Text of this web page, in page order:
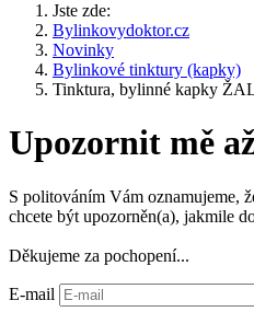
Jste zde:
Bylinkovydoktor.cz
Novinky
Bylinkové tinktury (kapky)
Tinktura, bylinné kapky
Upozornit mě
S politováním Vám oznamujeme,
chcete být upozorněn(a), jakmile
Děkujeme za pochopení...
E-mail